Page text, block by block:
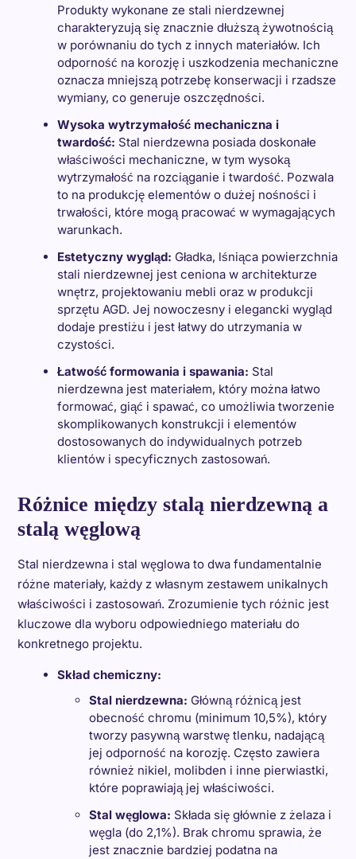
Produkty wykonane ze stali nierdzewnej
charakteryzują się znacznie dłuższą żywotnością
w porównaniu do tych z innych materiałów. Ich
odporność na korozję i uszkodzenia mechaniczne
oznacza mniejszą potrzebę konserwacji i rzadsze
wymiany, co generuje oszczędności.
Wysoka wytrzymałość mechaniczna i
twardość: Stal nierdzewna posiada doskonałe
właściwości mechaniczne, w tym wysoką
wytrzymałość na rozciąganie i twardość. Pozwala
to na produkcję elementów o dużej nośności i
trwałości, które mogą pracować w wymagających
warunkach.
Estetyczny wygląd: Gładka, lśniąca powierzchnia
stali nierdzewnej jest ceniona w architekturze
wnętrz, projektowaniu mebli oraz w produkcji
sprzętu AGD. Jej nowoczesny i elegancki wygląd
dodaje prestiżu i jest łatwy do utrzymania w
czystości.
Łatwość formowania i spawania: Stal
nierdzewna jest materiałem, który można łatwo
formować, giąć i spawać, co umożliwia tworzenie
skomplikowanych konstrukcji i elementów
dostosowanych do indywidualnych potrzeb
klientów i specyficznych zastosowań.
Różnice między stalą nierdzewną a
stalą węglową
Stal nierdzewna i stal węglowa to dwa fundamentalnie
różne materiały, każdy z własnym zestawem unikalnych
właściwości i zastosowań. Zrozumienie tych różnic jest
kluczowe dla wyboru odpowiedniego materiału do
konkretnego projektu.
Skład chemiczny:
Stal nierdzewna: Główną różnicą jest
obecność chromu (minimum 10,5%), który
tworzy pasywną warstwę tlenku, nadającą
jej odporność na korozję. Często zawiera
również nikiel, molibden i inne pierwiastki,
które poprawiają jej właściwości.
Stal węglowa: Składa się głównie z żelaza i
węgla (do 2,1%). Brak chromu sprawia, że
jest znacznie bardziej podatna na